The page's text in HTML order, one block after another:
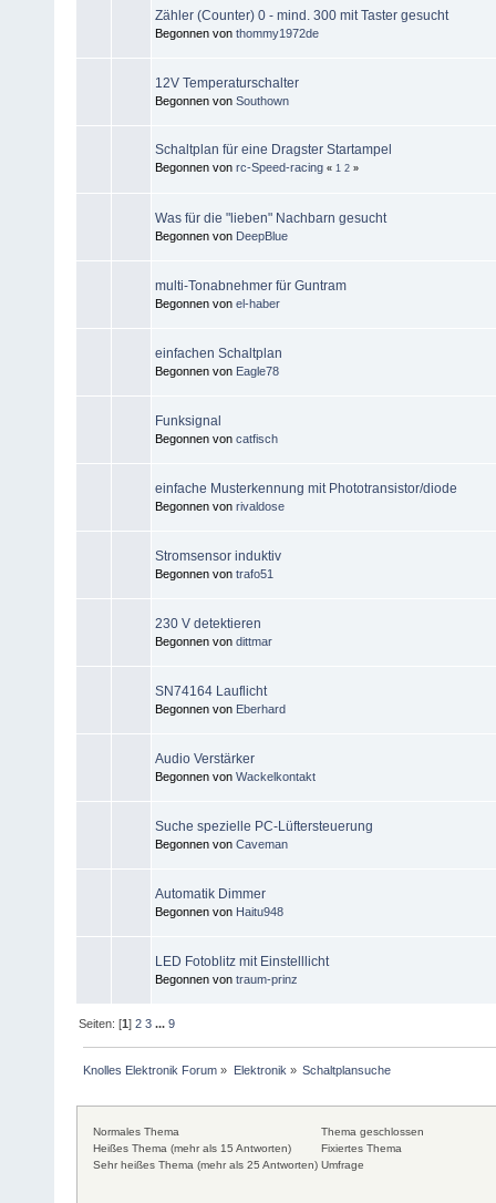
Zähler (Counter) 0 - mind. 300 mit Taster gesucht
Begonnen von thommy1972de
12V Temperaturschalter
Begonnen von Southown
Schaltplan für eine Dragster Startampel
Begonnen von rc-Speed-racing « 1 2 »
Was für die "lieben" Nachbarn gesucht
Begonnen von DeepBlue
multi-Tonabnehmer für Guntram
Begonnen von el-haber
einfachen Schaltplan
Begonnen von Eagle78
Funksignal
Begonnen von catfisch
einfache Musterkennung mit Phototransistor/diode
Begonnen von rivaldose
Stromsensor induktiv
Begonnen von trafo51
230 V detektieren
Begonnen von dittmar
SN74164 Lauflicht
Begonnen von Eberhard
Audio Verstärker
Begonnen von Wackelkontakt
Suche spezielle PC-Lüftersteuerung
Begonnen von Caveman
Automatik Dimmer
Begonnen von Haitu948
LED Fotoblitz mit Einstelllicht
Begonnen von traum-prinz
Seiten: [1]2 3 ...9
Knolles Elektronik Forum » Elektronik » Schaltplansuche
Normales Thema
Heißes Thema (mehr als 15 Antworten)
Sehr heißes Thema (mehr als 25 Antworten)
Thema geschlossen
Fixiertes Thema
Umfrage